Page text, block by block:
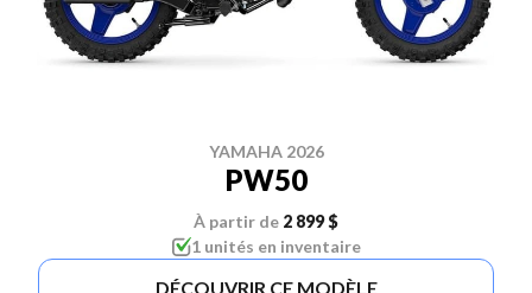
YAMAHA 2026
PW50
À partir de 2 899 $
1 unités en inventaire
DÉCOUVRIR CE MODÈLE